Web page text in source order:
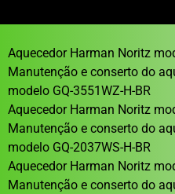
Aquecedor Harman Noritz
Manutenção e conserto do
modelo GQ-3551WZ-H-BR
Aquecedor Harman Noritz
Manutenção e conserto do
modelo GQ-2037WS-H-BR
Aquecedor Harman Noritz
Manutenção e conserto do